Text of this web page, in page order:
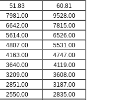
51.83
60.81
7981.00
9528.00
6642.00
7815.00
5614.00
6526.00
4807.00
5531.00
4163.00
4747.00
3640.00
4119.00
3209.00
3608.00
2851.00
3187.00
2550.00
2835.00